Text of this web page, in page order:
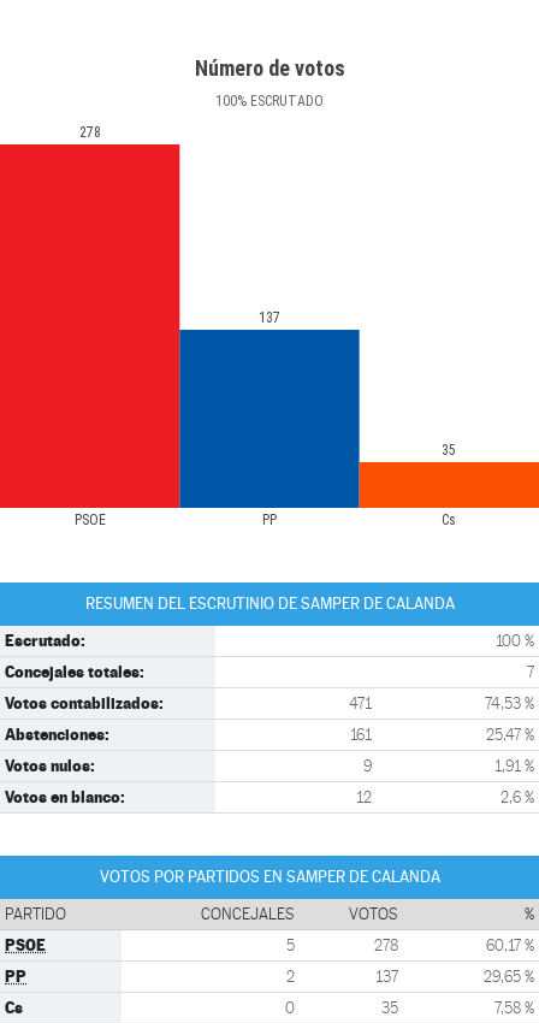
Número de votos
100% ESCRUTADO
PSOE PP Cs
278
137
35
RESUMEN DEL ESCRUTINIO DE SAMPER DE CALANDA
Escrutado: 100 %
Concejales totales: 7
Votos contabilizados: 471 74,53 %
Abstenciones: 161 25,47 %
Votos nulos: 9 1,91 %
Votos en blanco: 12 2,6 %
VOTOS POR PARTIDOS EN SAMPER DE CALANDA
PARTIDO CONCEJALES VOTOS %
PSOE 5 278 60,17 %
PP 2 137 29,65 %
Cs 0 35 7,58 %